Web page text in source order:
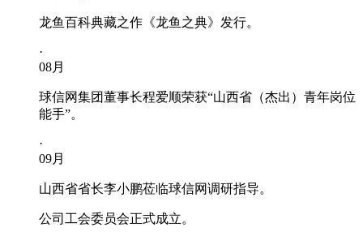
龙鱼百科典藏之作《龙鱼之典》发行。
·
08月
球信网集团董事长程爱顺荣获“山西省（杰出）青年岗位
能手”。
·
09月
山西省省长李小鹏莅临球信网调研指导。
公司工会委员会正式成立。